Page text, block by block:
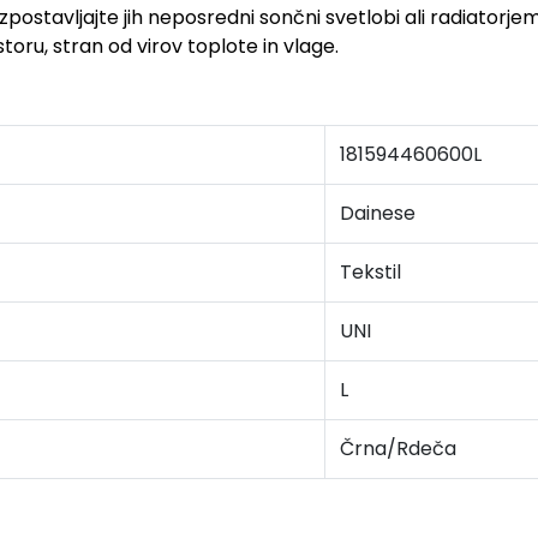
jih neposredni sončni svetlobi ali
stran od virov toplote in vlage.
181594460600L
Dainese
Tekstil
UNI
L
Črna/Rdeča